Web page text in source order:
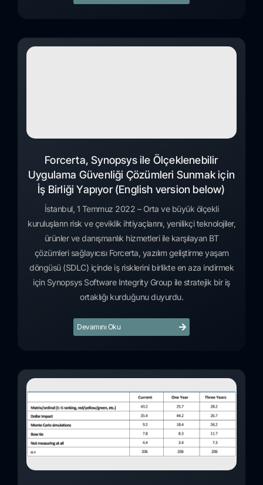
Forcerta, Synopsys ile Ölçeklenebilir
Uygulama Güvenliği Çözümleri Sunmak için
İş Birliği Yapıyor (English version below)
İstanbul, 1 Temmuz 2022 – Orta ve büyük ölçekli
kuruluşların risk ve çeviklik ihtiyaçlarını, yenilikçi teknolojiler,
ürünler ve danışmanlık hizmetleri ile karşılayan BT
çözümleri sağlayıcısı Forcerta, yazılım geliştirme yaşam
döngüsü (SDLC) içinde iş risklerini birlikte en aza indirmek
için Synopsys Software Integrity Group ile stratejik bir iş
ortaklığı kurduğunu duyurdu.
Devamını Oku